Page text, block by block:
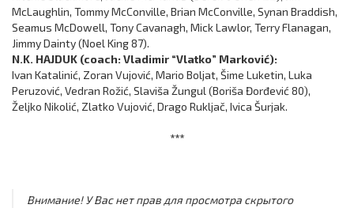
McLaughlin, Tommy McConville, Brian McConville, Synan Braddish,
Seamus McDowell, Tony Cavanagh, Mick Lawlor, Terry Flanagan,
Jimmy Dainty (Noel King 87).
N.K. HAJDUK (coach: Vladimir “Vlatko” Marković):
Ivan Katalinić, Zoran Vujović, Mario Boljat, Šime Luketin, Luka
Peruzović, Vedran Rožić, Slaviša Žungul (Boriša Đorđević 80),
Željko Nikolić, Zlatko Vujović, Drago Rukljač, Ivica Šurjak.
***
Внимание! У Вас нет прав для просмотра скрытого